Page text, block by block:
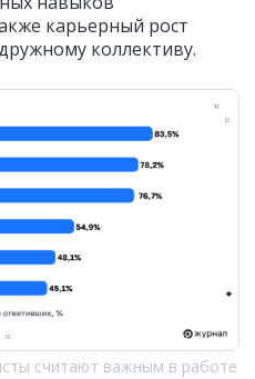
карьерный рост
коллективу.
считают важным в работе